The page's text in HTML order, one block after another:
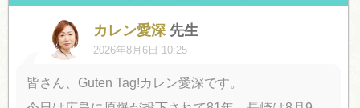
カレン愛深 先生
2026年8月6日 10:25
皆さん、Guten Tag!カレン愛深です。